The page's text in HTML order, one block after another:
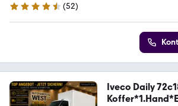
4.7 Sterne
(52)
Iveco Daily